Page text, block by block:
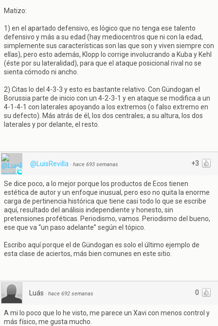
Matizo:
1) en el apartado defensivo, es lógico que no tenga ese talento
defensivo y más a su edad (hay mediocentros que ni con la edad,
simplemente sus características son las que son y viven siempre con
ellas), pero esto además, Klopp lo corrige involucrando a Kuba y Kehl
(éste por su lateralidad), para que el ataque posicional rival no se
sienta cómodo ni ancho.
2) Citas lo del 4-3-3 y esto es bastante relativo. Con Gündogan el
Borussia parte de inicio con un 4-2-3-1 y en ataque se modifica a un
4-1-4-1 con laterales apoyando a los extremos (o falso extremo en
su defecto). Más atrás de él, los dos centrales; a su altura, los dos
laterales y por delante, el resto.
+3
@LuisRevilla · hace 693 semanas
Se dice poco, a lo mejor porque los productos de Ecos tienen
estética de autor y un enfoque inusual, pero eso no quita la enorme
carga de pertinencia histórica que tiene casi todo lo que se escribe
aquí, resultado del análisis independiente y honesto, sin
pretensiones proféticas. Periodismo, vamos. Periodismo del bueno,
ese que va “un paso adelante” según el tópico.
Escribo aquí porque el de Gündogan es solo el último ejemplo de
esta clase de aciertos, más bien comunes en este sitio.
0
Luás · hace 692 semanas
A mi lo poco que lo he visto, me parece un Xavi con menos control y
más físico, me gusta mucho.